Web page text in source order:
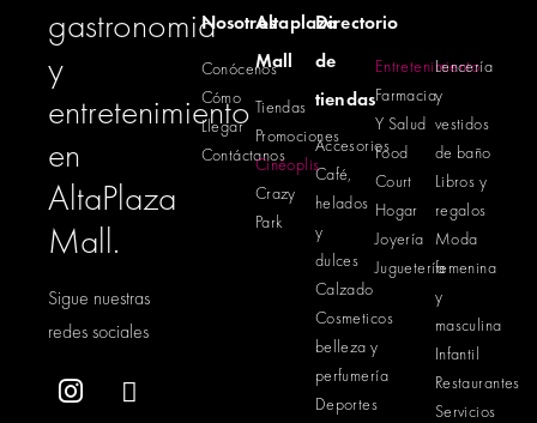
gastronomia
y
entretenimiento
en
AltaPlaza
Mall.
Sigue nuestras
redes sociales
Nosotros
Conócenos
Cómo
Llegar
Contáctanos
Altaplaza
Mall
Tiendas
Promociones
Cinéoplis
Crazy
Park
Directorio
de
tiendas
Accesorios
Café,
helados
y
dulces
Calzado
Cosmeticos
belleza y
perfumería
Deportes
Entretenimiento
Farmacia
Y Salud
Food
Court
Hogar
Joyería
Juguetería
Lencería
y
vestidos
de baño
Libros y
regalos
Moda
femenina
y
masculina
Infantil
Restaurantes
Servicios